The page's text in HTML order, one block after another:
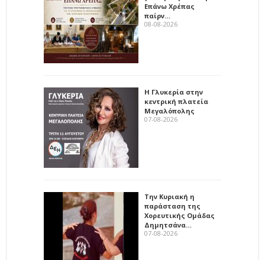
Επάνω Χρέπας
παίρν…
08-08-2026
Η Γλυκερία στην
κεντρική πλατεία
Μεγαλόπολης
07-08-2026
Την Κυριακή η
παράσταση της
Χορευτικής Ομάδας
Δημητσάνα…
07-08-2026